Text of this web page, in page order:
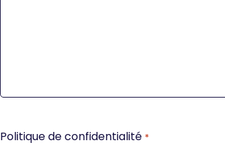
Politique de confidentialité *